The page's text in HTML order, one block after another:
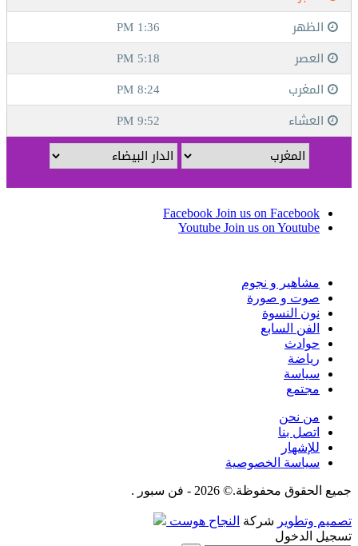
Facebook Join us on Facebook
Youtube Join us on Youtube
مشاهير و نجوم
صوت و صورة
نون النسوة
الفن السابع
حوادث
رياضة
سياسة
مجتمع
من نحن
اتصل بنا
للإشهار
سياسة الخصوصية
جميع الحقوق محفوظة.© 2026 - فن سبور .
تصميم وتطوير شركة النجاح هوست
تسجيل الدخول